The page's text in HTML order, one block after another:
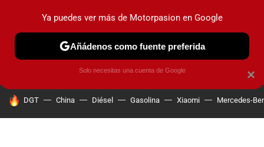
PRUEBAS COCHES ELÉCTRICOS OBSERVATORIO
HOY SE HABLA DE
DGT China Diésel Gasolina Xiaomi Mercedes-
×
Ya puedes ver más de Motorpasion en Google
Añádenos como fuente preferida
Solo necesitas una cuenta de Google